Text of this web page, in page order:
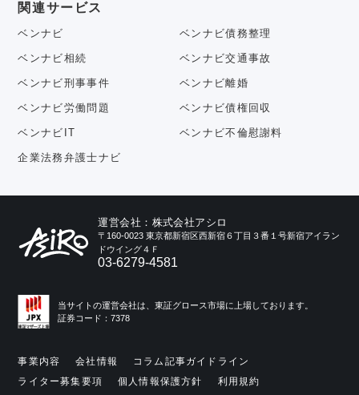
関連サービス
ベンナビ ベンナビ債務整理
ベンナビ相続 ベンナビ交通事故
ベンナビ刑事事件 ベンナビ離婚
ベンナビ労働問題 ベンナビ債権回収
ベンナビIT ベンナビ不倫慰謝料
企業法務弁護士ナビ
運営会社：株式会社アシロ
〒160-0023 東京都新宿区西新宿６丁目３番１号新宿アイラン
ドウイング４Ｆ
03-6279-4581
当サイトの運営会社は、東証グロース市場に上場しております。
証券コード：7378
事業内容 会社情報
コラム記事ガイドライン
ライター募集要項
個人情報保護方針 利用規約